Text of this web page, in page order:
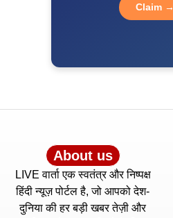
Claim →
About us
LIVE वार्ता एक स्वतंत्र और निष्पक्ष
हिंदी न्यूज़ पोर्टल है, जो आपको देश-
दुनिया की हर बड़ी खबर तेज़ी और